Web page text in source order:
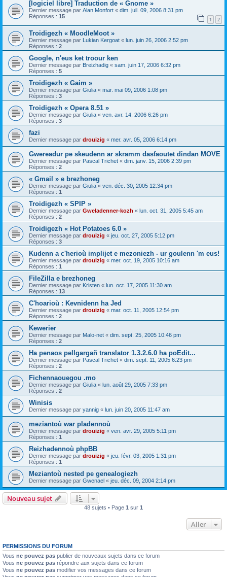
[logiciel libre] Traduction de « Gnome »
Dernier message par Alan Monfort « dim. juil. 09, 2006 8:31 pm
Réponses : 15 1 2
Troidigezh « MoodleMoot »
Dernier message par Lukian Kergoat « lun. juin 26, 2006 2:52 pm
Réponses : 2
Google, n'eus ket troour ken
Dernier message par Breizhadig « sam. juin 17, 2006 6:32 pm
Réponses : 5
Troidigezh « Gaim »
Dernier message par Giulia « mar. mai 09, 2006 1:08 pm
Réponses : 3
Troidigezh « Opera 8.51 »
Dernier message par Giulia « ven. avr. 14, 2006 6:26 pm
Réponses : 3
fazi
Dernier message par drouizig « mer. avr. 05, 2006 6:14 pm
Gwereadur pe skeudenn ar skramm dasfaoutet dindan MOVE
Dernier message par Pascal Trichet « dim. janv. 15, 2006 2:39 pm
Réponses : 2
« Gmail » e brezhoneg
Dernier message par Giulia « ven. déc. 30, 2005 12:34 pm
Réponses : 1
Troidigezh « SPIP »
Dernier message par Gweladenner-kozh « lun. oct. 31, 2005 5:45 am
Réponses : 2
Troidigezh « Hot Potatoes 6.0 »
Dernier message par drouizig « jeu. oct. 27, 2005 5:12 pm
Réponses : 3
Kudenn a c'herioù implijet e mezoniezh - ur goulenn 'm eus!
Dernier message par drouizig « mer. oct. 19, 2005 10:16 am
Réponses : 1
FileZilla e brezhoneg
Dernier message par Kristen « lun. oct. 17, 2005 11:30 am
Réponses : 13
C'hoarioù : Kevnidenn ha Jed
Dernier message par drouizig « mar. oct. 11, 2005 12:54 pm
Réponses : 2
Kewerier
Dernier message par Malo-net « dim. sept. 25, 2005 10:46 pm
Réponses : 2
Ha penaos pellgargañ translator 1.3.2.6.0 ha poEdit...
Dernier message par Pascal Trichet « dim. sept. 11, 2005 6:23 pm
Réponses : 2
Fichennaouegou .mo
Dernier message par Giulia « lun. août 29, 2005 7:33 pm
Réponses : 2
Winisis
Dernier message par yannig « lun. juin 20, 2005 11:47 am
meziantoù war pladennoù
Dernier message par drouizig « ven. avr. 29, 2005 5:11 pm
Réponses : 1
Reizhadennoù phpBB
Dernier message par drouizig « jeu. févr. 03, 2005 1:31 pm
Réponses : 1
Meziantoù nested pe genealogiezh
Dernier message par Gwenael « jeu. déc. 09, 2004 2:14 pm
Nouveau sujet
48 sujets • Page 1 sur 1
Aller
PERMISSIONS DU FORUM
Vous ne pouvez pas publier de nouveaux sujets dans ce forum
Vous ne pouvez pas répondre aux sujets dans ce forum
Vous ne pouvez pas modifier vos messages dans ce forum